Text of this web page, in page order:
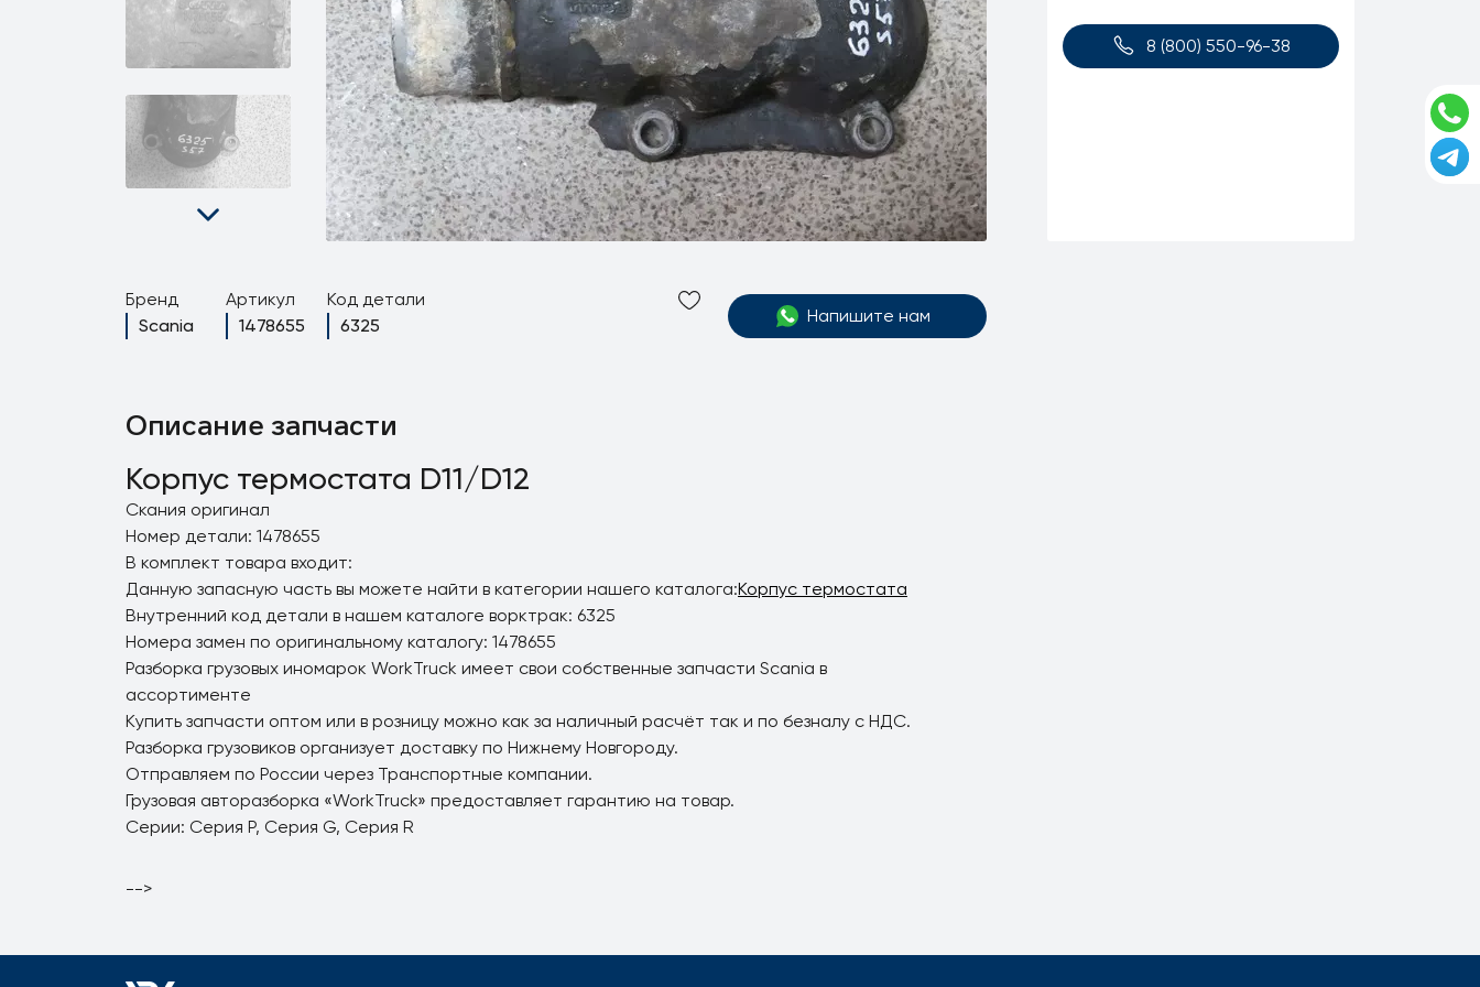
Бренд
Scania
Артикул
1478655
Код детали
6325
Напишите нам
8 (800) 550-96-38
Описание запчасти
Корпус термостата D11/D12
Скания оригинал
Номер детали: 1478655
В комплект товара входит:
Данную запасную часть вы можете найти в категории нашего каталога:Корпус термостата
Внутренний код детали в нашем каталоге ворктрак: 6325
Номера замен по оригинальному каталогу: 1478655
Разборка грузовых иномарок WorkTruck имеет свои собственные запчасти Scania в
ассортименте
Купить запчасти оптом или в розницу можно как за наличный расчёт так и по безналу с НДС.
Разборка грузовиков организует доставку по Нижнему Новгороду.
Отправляем по России через Транспортные компании.
Грузовая авторазборка «WorkTruck» предоставляет гарантию на товар.
Серии: Серия P, Серия G, Серия R
-->